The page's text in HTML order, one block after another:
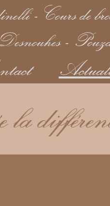
- Cours de
-